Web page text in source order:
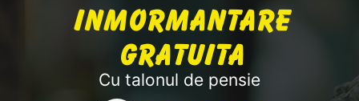
Inmormantare
gratuita
Cu talonul de pensie